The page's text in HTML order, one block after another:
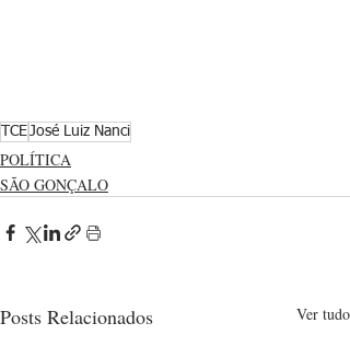
TCEJosé Luiz Nanci
POLÍTICA
SÃO GONÇALO
Posts Relacionados Ver tudo